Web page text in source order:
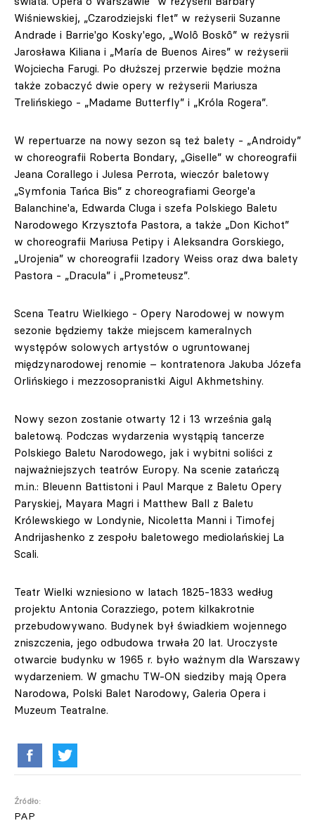
Wiśniewskiej, „Czarodziejski flet” w reżyserii Suzanne
Andrade i Barrie'go Kosky'ego, „Wolô Boskô” w reżysrii
Jarosława Kiliana i „María de Buenos Aires” w reżyserii
Wojciecha Farugi. Po dłuższej przerwie będzie można
także zobaczyć dwie opery w reżyserii Mariusza
Trelińskiego - „Madame Butterfly” i „Króla Rogera”.
W repertuarze na nowy sezon są też balety - „Androidy”
w choreografii Roberta Bondary, „Giselle” w choreografii
Jeana Corallego i Julesa Perrota, wieczór baletowy
„Symfonia Tańca Bis” z choreografiami George'a
Balanchine'a, Edwarda Cluga i szefa Polskiego Baletu
Narodowego Krzysztofa Pastora, a także „Don Kichot”
w choreografii Mariusa Petipy i Aleksandra Gorskiego,
„Urojenia” w choreografii Izadory Weiss oraz dwa balety
Pastora - „Dracula” i „Prometeusz”.
Scena Teatru Wielkiego - Opery Narodowej w nowym
sezonie będziemy także miejscem kameralnych
występów solowych artystów o ugruntowanej
międzynarodowej renomie – kontratenora Jakuba Józefa
Orlińskiego i mezzosopranistki Aigul Akhmetshiny.
Nowy sezon zostanie otwarty 12 i 13 września galą
baletową. Podczas wydarzenia wystąpią tancerze
Polskiego Baletu Narodowego, jak i wybitni soliści z
najważniejszych teatrów Europy. Na scenie zatańczą
m.in.: Bleuenn Battistoni i Paul Marque z Baletu Opery
Paryskiej, Mayara Magri i Matthew Ball z Baletu
Królewskiego w Londynie, Nicoletta Manni i Timofej
Andrijashenko z zespołu baletowego mediolańskiej La
Scali.
Teatr Wielki wzniesiono w latach 1825-1833 według
projektu Antonia Corazziego, potem kilkakrotnie
przebudowywano. Budynek był świadkiem wojennego
zniszczenia, jego odbudowa trwała 20 lat. Uroczyste
otwarcie budynku w 1965 r. było ważnym dla Warszawy
wydarzeniem. W gmachu TW-ON siedziby mają Opera
Narodowa, Polski Balet Narodowy, Galeria Opera i
Muzeum Teatralne.
Źródło:
PAP